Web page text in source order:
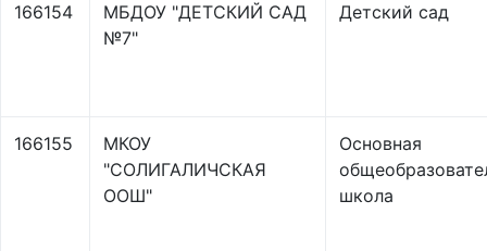
166154
МБДОУ "ДЕТСКИЙ САД
№7"
Детский сад
166155
МКОУ
"СОЛИГАЛИЧСКАЯ
ООШ"
Основная
школа